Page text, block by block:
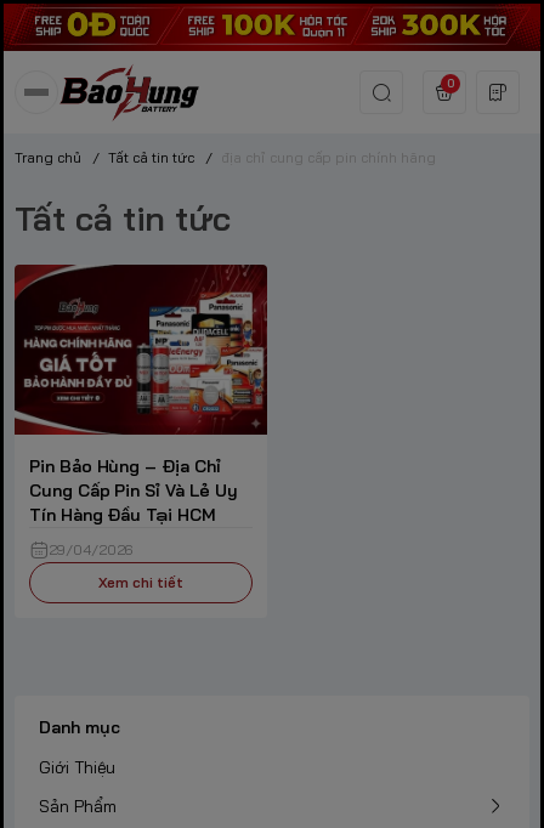
0
Trang chủ / Tất cả tin tức / địa chỉ cung cấp pin chính hãng
Tất cả tin tức
Pin Bảo Hùng – Địa Chỉ
Cung Cấp Pin Sỉ Và Lẻ Uy
Tín Hàng Đầu Tại HCM
29/04/2026
Xem chi tiết
Danh mục
Giới Thiệu
Sản Phẩm